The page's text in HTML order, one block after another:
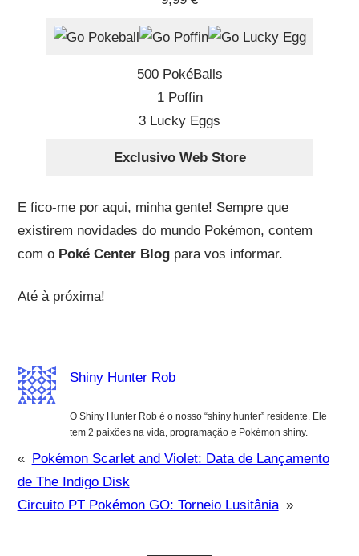
500 PokéBalls
1 Poffin
3 Lucky Eggs
Exclusivo Web Store
E fico-me por aqui, minha gente! Sempre que
existirem novidades do mundo Pokémon, contem
com o Poké Center Blog para vos informar.
Até à próxima!
Shiny Hunter Rob
O Shiny Hunter Rob é o nosso “shiny hunter” residente. Ele
tem 2 paixões na vida, programação e Pokémon shiny.
« Pokémon Scarlet and Violet: Data de Lançamento
de The Indigo Disk
Circuito PT Pokémon GO: Torneio Lusitânia »